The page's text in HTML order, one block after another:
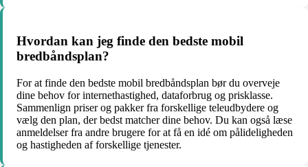
Hvordan kan jeg finde den bedste mobil
bredbåndsplan?
For at finde den bedste mobil bredbåndsplan bør du overveje
dine behov for internethastighed, dataforbrug og prisklasse.
Sammenlign priser og pakker fra forskellige teleudbydere og
vælg den plan, der bedst matcher dine behov. Du kan også læse
anmeldelser fra andre brugere for at få en idé om pålideligheden
og hastigheden af forskellige tjenester.